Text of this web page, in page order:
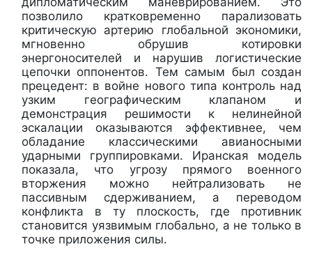
позволило кратковременно парализовать
критическую артерию глобальной экономики,
мгновенно обрушив котировки
энергоносителей и нарушив логистические
цепочки оппонентов. Тем самым был создан
прецедент: в войне нового типа контроль над
узким географическим клапаном и
демонстрация решимости к нелинейной
эскалации оказываются эффективнее, чем
обладание классическими авианосными
ударными группировками. Иранская модель
показала, что угрозу прямого военного
вторжения можно нейтрализовать не
пассивным сдерживанием, а переводом
конфликта в ту плоскость, где противник
становится уязвимым глобально, а не только в
точке приложения силы.